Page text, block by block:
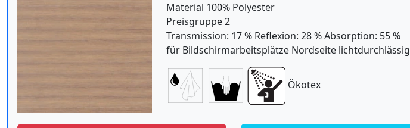
Material 100% Polyester
Preisgruppe 2
Transmission: 17 % Reflexion: 28 % Absorption: 55 %
für Bildschirmarbeitsplätze Nordseite lichtdurchlässig
Ökotex